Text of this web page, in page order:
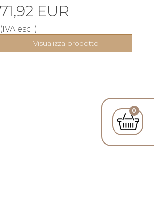
0
71,92 EUR
(IVA escl.)
Visualizza prodotto